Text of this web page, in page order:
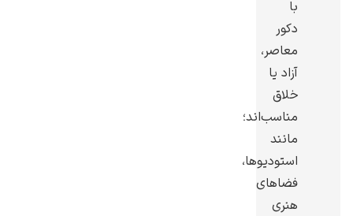
با
دکور
معاصر،
آزاد یا
خلاق
مناسب‌اند؛
مانند
استودیوها،
فضاهای
هنری